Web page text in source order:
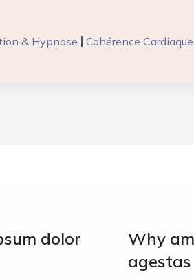
& Hypnose Cohérence Cardiaque
dolor
Why
agestas